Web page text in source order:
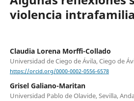
violencia
Claudia Lorena Morffi-Collado
Universidad de Ciego de Ávila, Ciego de
https://orcid.org/0000-0002-0556-6578
Grisel Galiano-Maritan
Universidad Pablo de Olavide, Sevilla,